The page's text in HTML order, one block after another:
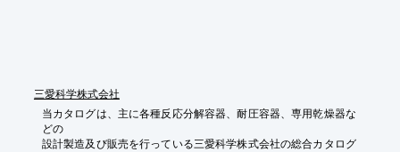
三愛科学株式会社
当カタログは、主に各種反応分解容器、耐圧容器、専用乾燥器な
どの
設計製造及び販売を行っている三愛科学株式会社の総合カタログ